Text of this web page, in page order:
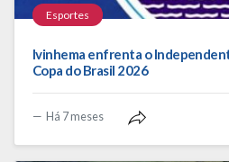
Esportes
Ivinhema enfrenta o
Copa do Brasil 2026
Há 7 meses